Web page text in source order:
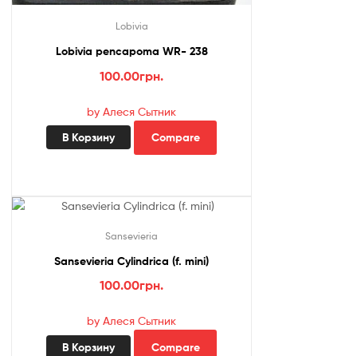
Lobivia
Lobivia pencapoma WR- 238
100.00грн.
by Алеся Сытник
В Корзину Compare
Sansevieria
Sansevieria Cylindrica (f. mini)
100.00грн.
by Алеся Сытник
В Корзину Compare